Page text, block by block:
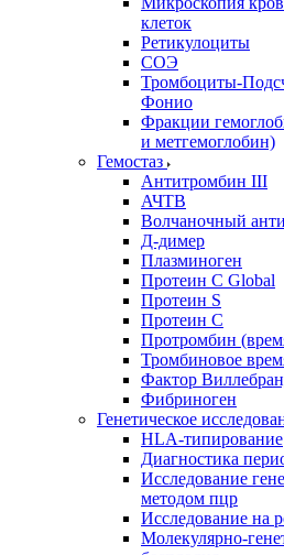
клеток
Ретикулоциты
СОЭ
Тромбоциты-
Фонио
Фракции
и метгемоглобин)
Гемостаз
Антитромбин III
АЧТВ
Волчаночный
Д-димер
Плазминоген
Протеин C Global
Протеин S
Протеин С
Протромбин
Тромбиновое
Фактор
Фибриноген
Генетическое
HLA-типирование
Диагностика
Исследование
методом пцр
Исследование на
Молекулярно-